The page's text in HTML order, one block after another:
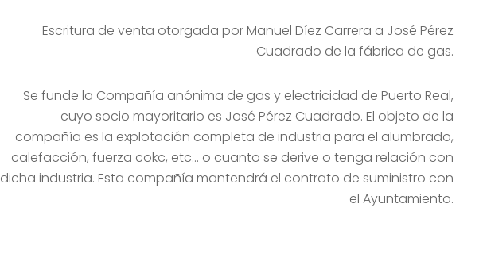
Escritura de venta otorgada por Manuel Díez Carrera a José Pérez
Cuadrado de la fábrica de gas.
Se funde la Compañía anónima de gas y electricidad de Puerto Real,
cuyo socio mayoritario es José Pérez Cuadrado. El objeto de la
compañía es la explotación completa de industria para el alumbrado,
calefacción, fuerza cokc, etc… o cuanto se derive o tenga relación con
dicha industria. Esta compañía mantendrá el contrato de suministro con
el Ayuntamiento.